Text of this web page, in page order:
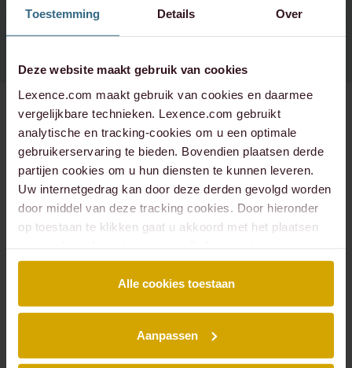
Toestemming Details Over
Deze website maakt gebruik van cookies
Lexence.com maakt gebruik van cookies en daarmee
vergelijkbare technieken. Lexence.com gebruikt
analytische en tracking-cookies om u een optimale
gebruikerservaring te bieden. Bovendien plaatsen derde
partijen cookies om u hun diensten te kunnen leveren.
Uw internetgedrag kan door deze derden gevolgd worden
door middel van deze tracking cookies. Door hieronder
op toestaan te klikken gaat u akkoord met het plaatsen
Alle cookies toestaan
Aanpassen